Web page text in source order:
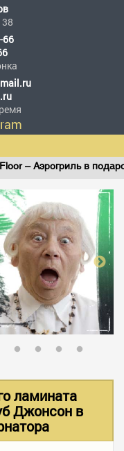
66
– Аэрогриль в подарок!
ламината
Джонсон в